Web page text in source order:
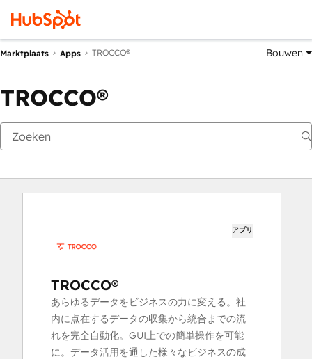
Marktplaats Apps TROCCO® Bouwen
TROCCO®
アプリ
TROCCO®
あらゆるデータをビジネスの力に変える。社
内に点在するデータの収集から統合までの流
れを完全自動化。GUI上での簡単操作を可能
に。データ活用を通した様々なビジネスの成